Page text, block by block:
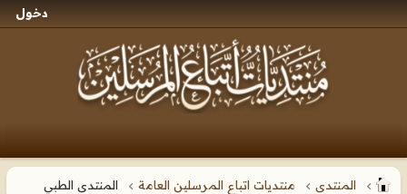
دخول
المنتدى منتديات اتباع المرسلين العامة المنتدى الطبي